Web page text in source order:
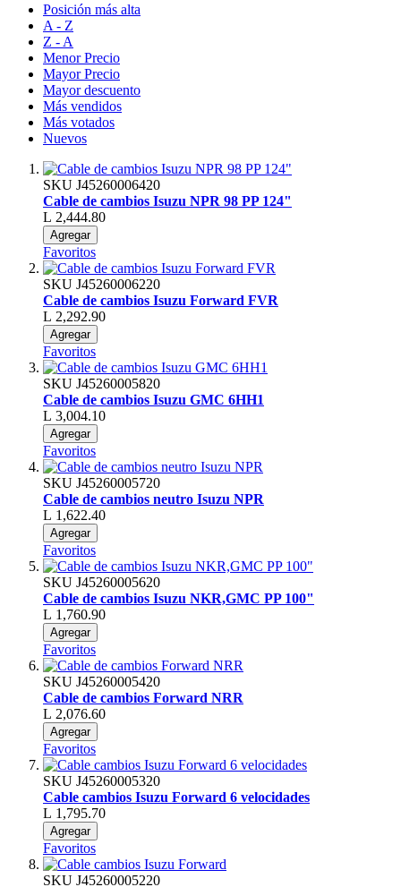
Posición más alta
A - Z
Z - A
Menor Precio
Mayor Precio
Mayor descuento
Más vendidos
Más votados
Nuevos
SKU J45260006420
Cable de cambios Isuzu NPR 98 PP 124"
L 2,444.80
Agregar
Favoritos
SKU J45260006220
Cable de cambios Isuzu Forward FVR
L 2,292.90
Agregar
Favoritos
SKU J45260005820
Cable de cambios Isuzu GMC 6HH1
L 3,004.10
Agregar
Favoritos
SKU J45260005720
Cable de cambios neutro Isuzu NPR
L 1,622.40
Agregar
Favoritos
SKU J45260005620
Cable de cambios Isuzu NKR,GMC PP 100"
L 1,760.90
Agregar
Favoritos
SKU J45260005420
Cable de cambios Forward NRR
L 2,076.60
Agregar
Favoritos
SKU J45260005320
Cable cambios Isuzu Forward 6 velocidades
L 1,795.70
Agregar
Favoritos
SKU J45260005220